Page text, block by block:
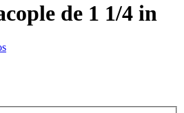
de 1 1/4 in